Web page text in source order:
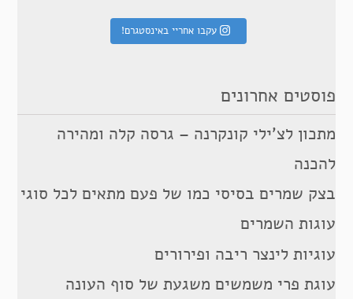
עקבו אחריי באינסטגרם!
פוסטים אחרונים
מתכון לצ’ילי קונקרנה – גרסה קלה ומהירה
להכנה
בצק שמרים בסיסי כמו של פעם מתאים לכל סוגי
עוגות השמרים
עוגיות לינצר ריבה ופירורים
עוגת פרי משמשים משגעת של סוף העונה